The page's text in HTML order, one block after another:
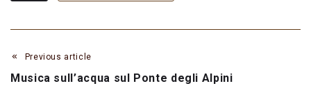
Previous article
Musica sull’acqua sul Ponte degli Alpini